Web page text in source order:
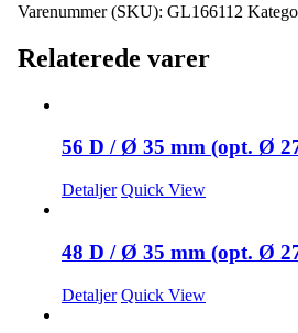
Varenummer (SKU): GL166112
Relaterede varer
56 D / Ø 35 mm (opt. Ø
Detaljer Quick View
48 D / Ø 35 mm (opt. Ø
Detaljer Quick View